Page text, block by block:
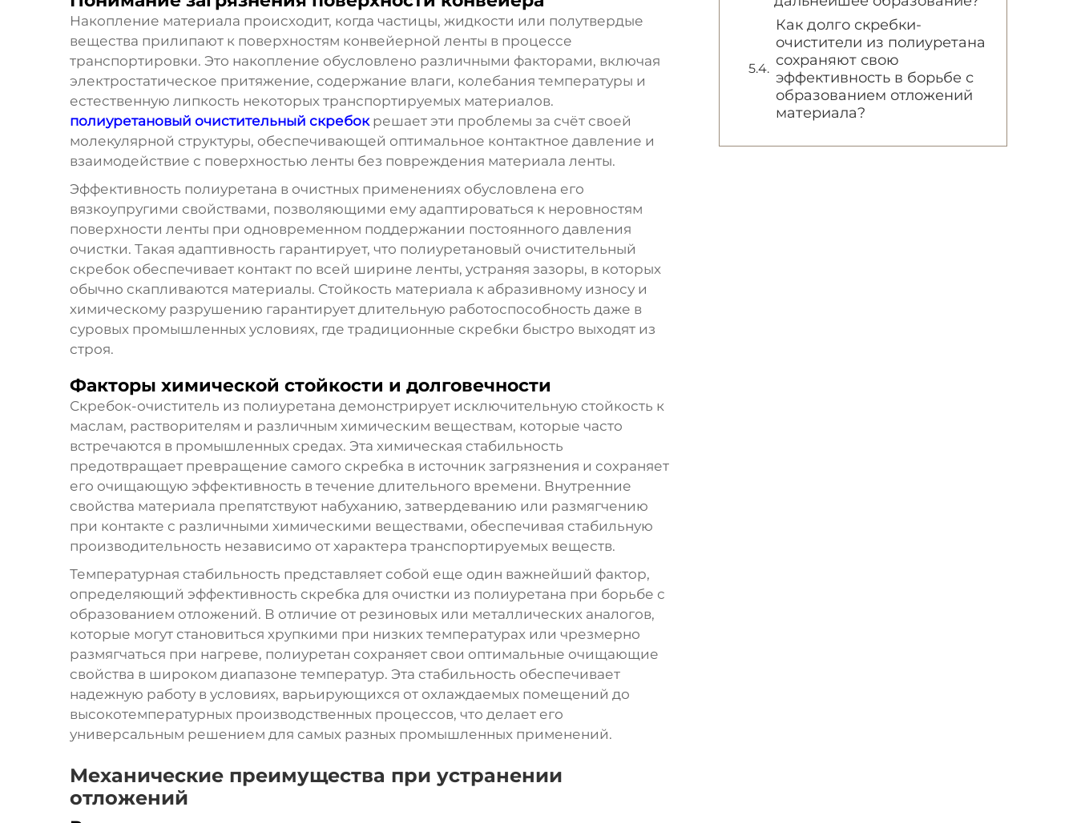
Накопление материала происходит, когда частицы, жидкости или полутвердые
вещества прилипают к поверхностям конвейерной ленты в процессе
транспортировки. Это накопление обусловлено различными факторами, включая
электростатическое притяжение, содержание влаги, колебания температуры и
естественную липкость некоторых транспортируемых материалов.
полиуретановый очистительный скребок решает эти проблемы за счёт своей
молекулярной структуры, обеспечивающей оптимальное контактное давление и
взаимодействие с поверхностью ленты без повреждения материала ленты.
Эффективность полиуретана в очистных применениях обусловлена его
вязкоупругими свойствами, позволяющими ему адаптироваться к неровностям
поверхности ленты при одновременном поддержании постоянного давления
очистки. Такая адаптивность гарантирует, что полиуретановый очистительный
скребок обеспечивает контакт по всей ширине ленты, устраняя зазоры, в которых
обычно скапливаются материалы. Стойкость материала к абразивному износу и
химическому разрушению гарантирует длительную работоспособность даже в
суровых промышленных условиях, где традиционные скребки быстро выходят из
строя.
Факторы химической стойкости и долговечности
Скребок-очиститель из полиуретана демонстрирует исключительную стойкость к
маслам, растворителям и различным химическим веществам, которые часто
встречаются в промышленных средах. Эта химическая стабильность
предотвращает превращение самого скребка в источник загрязнения и сохраняет
его очищающую эффективность в течение длительного времени. Внутренние
свойства материала препятствуют набуханию, затвердеванию или размягчению
при контакте с различными химическими веществами, обеспечивая стабильную
производительность независимо от характера транспортируемых веществ.
Температурная стабильность представляет собой еще один важнейший фактор,
определяющий эффективность скребка для очистки из полиуретана при борьбе с
образованием отложений. В отличие от резиновых или металлических аналогов,
которые могут становиться хрупкими при низких температурах или чрезмерно
размягчаться при нагреве, полиуретан сохраняет свои оптимальные очищающие
свойства в широком диапазоне температур. Эта стабильность обеспечивает
надежную работу в условиях, варьирующихся от охлаждаемых помещений до
высокотемпературных производственных процессов, что делает его
универсальным решением для самых разных промышленных применений.
Механические преимущества при устранении
отложений
Как долго скребки-
очистители из полиуретана
сохраняют свою
эффективность в борьбе с
образованием отложений
материала?